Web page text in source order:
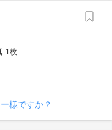
1枚
様ですか？